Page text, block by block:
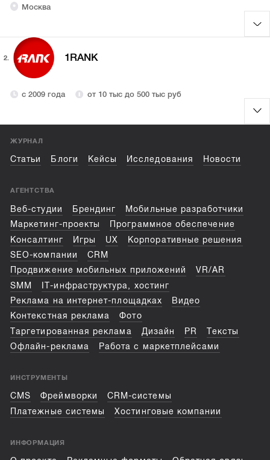
Москва
2. 1RANK
с 2009 года от 10 тыс до 500 тыс руб
ЖУРНАЛ
Статьи Блоги Кейсы Исследования Новости
АГЕНТСТВА
Веб-студии Брендинг
Мобильные разработчики
Маркетинг-проекты
Программное обеспечение
Консалтинг
Игры UX
Корпоративные решения
SEO-компании
CRM
Продвижение мобильных приложений
VR/AR
SMM
IT-инфраструктура, хостинг
Реклама на интернет-площадках
Видео
Контекстная реклама
Фото
Таргетированная реклама
Дизайн PR
Тексты
Офлайн-реклама
Работа с маркетплейсами
ИНСТРУМЕНТЫ
CMS Фреймворки
CRM-системы
Платежные системы
Хостинговые компании
ИНФОРМАЦИЯ